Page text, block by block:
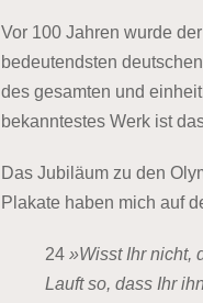
Vor 100 Jahren wurde
bedeutendsten
des gesamten und
bekanntestes Werk ist
Das Jubiläum zu den
Plakate haben mich auf
24 »Wisst Ihr nicht,
Lauft so, dass Ihr